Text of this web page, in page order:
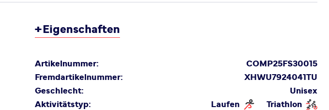
+ Eigenschaften
Artikelnummer:
COMP25FS30015
Fremdartikelnummer:
XHWU7924041TU
Geschlecht:
Unisex
Aktivitätstyp:
Laufen Triathlon